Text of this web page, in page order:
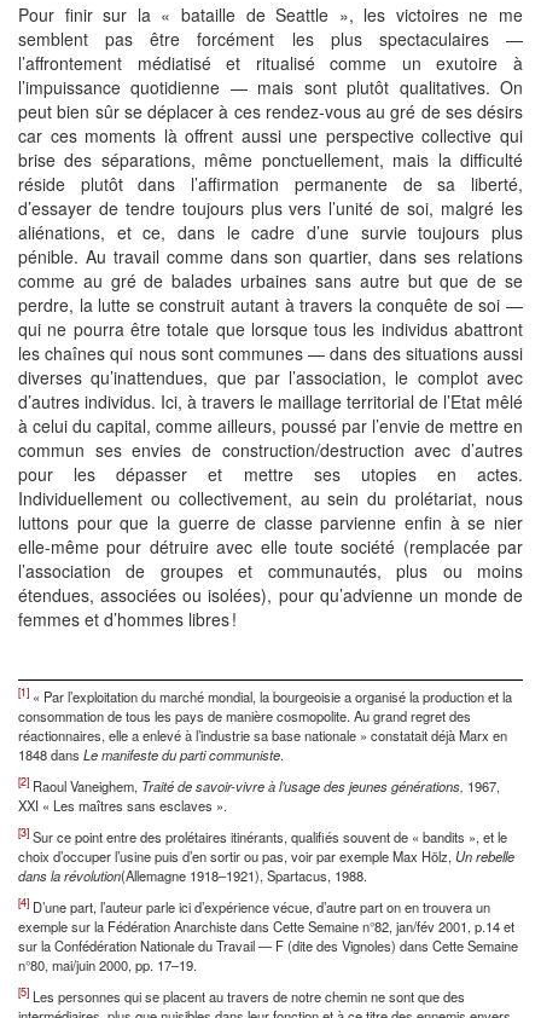
Pour finir sur la « bataille de Seattle », les victoires ne me
semblent pas être forcément les plus spectaculaires —
l’affrontement médiatisé et ritualisé comme un exutoire à
l’impuissance quotidienne — mais sont plutôt qualitatives. On
peut bien sûr se déplacer à ces rendez-vous au gré de ses désirs
car ces moments là offrent aussi une perspective collective qui
brise des séparations, même ponctuellement, mais la difficulté
réside plutôt dans l’affirmation permanente de sa liberté,
d’essayer de tendre toujours plus vers l’unité de soi, malgré les
aliénations, et ce, dans le cadre d’une survie toujours plus
pénible. Au travail comme dans son quartier, dans ses relations
comme au gré de balades urbaines sans autre but que de se
perdre, la lutte se construit autant à travers la conquête de soi —
qui ne pourra être totale que lorsque tous les individus abattront
les chaînes qui nous sont communes — dans des situations aussi
diverses qu’inattendues, que par l’association, le complot avec
d’autres individus. Ici, à travers le maillage territorial de l’Etat mêlé
à celui du capital, comme ailleurs, poussé par l’envie de mettre en
commun ses envies de construction/destruction avec d’autres
pour les dépasser et mettre ses utopies en actes.
Individuellement ou collectivement, au sein du prolétariat, nous
luttons pour que la guerre de classe parvienne enfin à se nier
elle-même pour détruire avec elle toute société (remplacée par
l’association de groupes et communautés, plus ou moins
étendues, associées ou isolées), pour qu’advienne un monde de
femmes et d’hommes libres !
[1] « Par l’exploitation du marché mondial, la bourgeoisie a organisé la production et la
consommation de tous les pays de manière cosmopolite. Au grand regret des
réactionnaires, elle a enlevé à l’industrie sa base nationale » constatait déjà Marx en
1848 dans Le manifeste du parti communiste.
[2] Raoul Vaneighem, Traité de savoir-vivre à l’usage des jeunes générations, 1967,
XXI « Les maîtres sans esclaves ».
[3] Sur ce point entre des prolétaires itinérants, qualifiés souvent de « bandits », et le
choix d’occuper l’usine puis d’en sortir ou pas, voir par exemple Max Hölz, Un rebelle
dans la révolution(Allemagne 1918–1921), Spartacus, 1988.
[4] D’une part, l’auteur parle ici d’expérience vécue, d’autre part on en trouvera un
exemple sur la Fédération Anarchiste dans Cette Semaine n°82, jan/fév 2001, p.14 et
sur la Confédération Nationale du Travail — F (dite des Vignoles) dans Cette Semaine
n°80, mai/juin 2000, pp. 17–19.
[5] Les personnes qui se placent au travers de notre chemin ne sont que des